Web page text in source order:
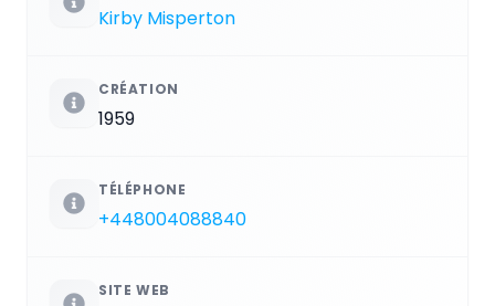
Kirby Misperton
CRÉATION
1959
TÉLÉPHONE
+448004088840
SITE WEB